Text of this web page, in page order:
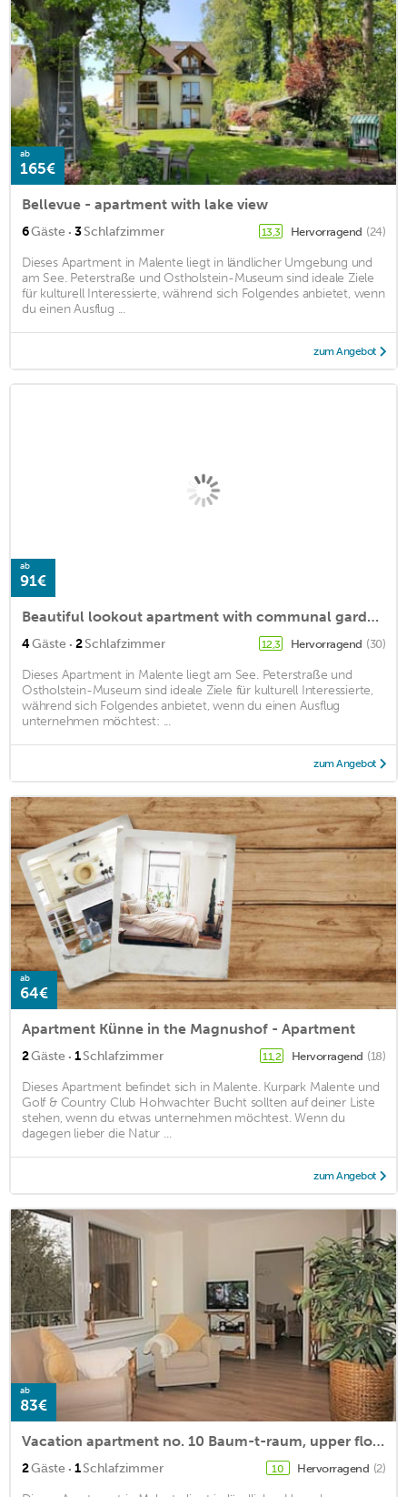
ab
165€
Bellevue - apartment with lake view
6Gäste · 3Schlafzimmer 13,3 Hervorragend (24)
Dieses Apartment in Malente liegt in ländlicher Umgebung und
am See. Peterstraße und Ostholstein-Museum sind ideale Ziele
für kulturell Interessierte, während sich Folgendes anbietet, wenn
du einen Ausflug ...
zum Angebot
ab
91€
Beautiful lookout apartment with communal garden in Malente
4Gäste · 2Schlafzimmer 12,3 Hervorragend (30)
Dieses Apartment in Malente liegt am See. Peterstraße und
Ostholstein-Museum sind ideale Ziele für kulturell Interessierte,
während sich Folgendes anbietet, wenn du einen Ausflug
unternehmen möchtest: ...
zum Angebot
ab
64€
Apartment Künne in the Magnushof - Apartment
2Gäste · 1Schlafzimmer 11,2 Hervorragend (18)
Dieses Apartment befindet sich in Malente. Kurpark Malente und
Golf & Country Club Hohwachter Bucht sollten auf deiner Liste
stehen, wenn du etwas unternehmen möchtest. Wenn du
dagegen lieber die Natur ...
zum Angebot
ab
83€
Vacation apartment no. 10 Baum-t-raum, upper floor, 37sqm, 1 bedroom, max. 2 persons
2Gäste · 1Schlafzimmer 10 Hervorragend (2)